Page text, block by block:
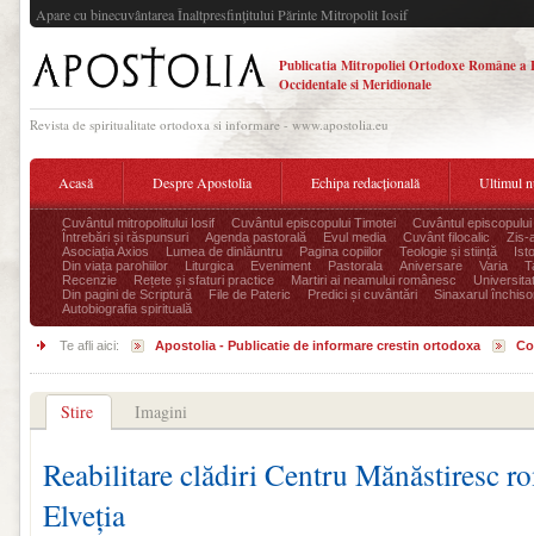
Apare cu binecuvântarea Înaltpresfinţitului Părinte Mitropolit Iosif
Publicatia Mitropoliei Ortodoxe Române a
Occidentale si Meridionale
Revista de spiritualitate ortodoxa si informare - www.apostolia.eu
Acasă Despre Apostolia Echipa redacțională Ultimul
Cuvântul mitropolitului Iosif Cuvântul episcopului Timotei
Cuvântul episcopului
Întrebări și răspunsuri
Agenda pastorală Evul media Cuvânt filocalic
Zis-
Asociația Axios
Lumea de dinlăuntru Pagina copiilor Teologie și stiință
Din viața parohiilor
Liturgica Eveniment Pastorala Aniversare Varia
Recenzie
Rețete și sfaturi practice Martiri ai neamului românesc
Din pagini de Scriptură
File de Pateric Predici și cuvântări
Sinaxarul
Autobiografia spirituală
Te afli aici: Apostolia - Publicatie de informare crestin ortodoxa
Stire Imagini
Reabilitare clădiri Centru Mănăstiresc
Elveția